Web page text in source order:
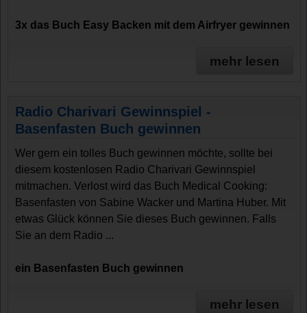
3x das Buch Easy Backen mit dem Airfryer gewinnen
mehr lesen
Radio Charivari Gewinnspiel -
Basenfasten Buch gewinnen
Wer gern ein tolles Buch gewinnen möchte, sollte bei
diesem kostenlosen Radio Charivari Gewinnspiel
mitmachen. Verlost wird das Buch Medical Cooking:
Basenfasten von Sabine Wacker und Martina Huber. Mit
etwas Glück können Sie dieses Buch gewinnen. Falls
Sie an dem Radio ...
ein Basenfasten Buch gewinnen
mehr lesen